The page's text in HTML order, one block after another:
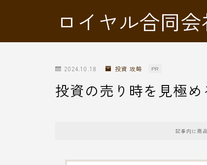
ロイヤル合同会
2024.10.18 投資 攻略 PR
投資の売り時を見極
記事内に商